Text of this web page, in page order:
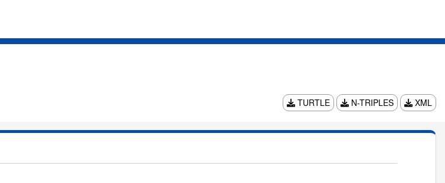
TURTLE N-TRIPLES XML